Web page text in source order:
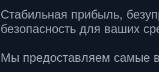
Стабильная прибыль,
безопасность для ваших
Мы предоставляем самые